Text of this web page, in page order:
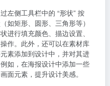
过左侧工具栏中的 “形状” 按
如矩形、圆形、三角形等）
进行填充颜色、描边设置、
作。此外，还可以在素材库
素添加到设计中，并对其进
如，在海报设计中添加一些
面元素，提升设计美感。